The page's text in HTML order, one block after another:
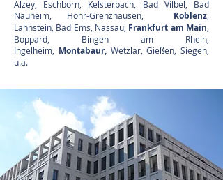
Alzey, Eschborn, Kelsterbach, Bad Vilbel, Bad
Nauheim, Höhr-Grenzhausen, Koblenz
Lahnstein, Bad Ems, Nassau, Frankfurt am Main
Boppard, Bingen am Rhein,
Ingelheim, Montabaur, Wetzlar, Gießen, Siegen,
u.a.